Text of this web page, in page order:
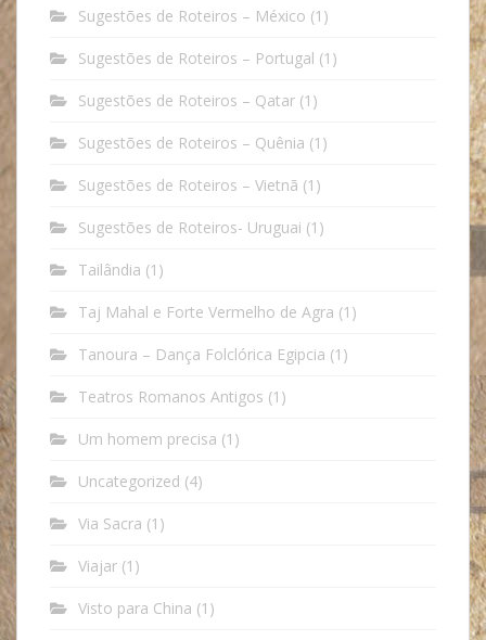
Sugestões de Roteiros – México (1)
Sugestões de Roteiros – Portugal (1)
Sugestões de Roteiros – Qatar (1)
Sugestões de Roteiros – Quênia (1)
Sugestões de Roteiros – Vietnã (1)
Sugestões de Roteiros- Uruguai (1)
Tailândia (1)
Taj Mahal e Forte Vermelho de Agra (1)
Tanoura – Dança Folclórica Egipcia (1)
Teatros Romanos Antigos (1)
Um homem precisa (1)
Uncategorized (4)
Via Sacra (1)
Viajar (1)
Visto para China (1)